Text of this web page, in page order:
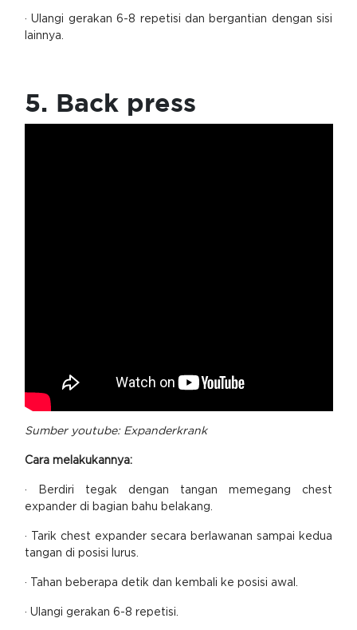
· Ulangi gerakan 6-8 repetisi dan bergantian dengan sisi
lainnya.
5. Back press
Sumber youtube: Expanderkrank
Cara melakukannya:
· Berdiri tegak dengan tangan memegang chest
expander di bagian bahu belakang.
· Tarik chest expander secara berlawanan sampai kedua
tangan di posisi lurus.
· Tahan beberapa detik dan kembali ke posisi awal.
· Ulangi gerakan 6-8 repetisi.